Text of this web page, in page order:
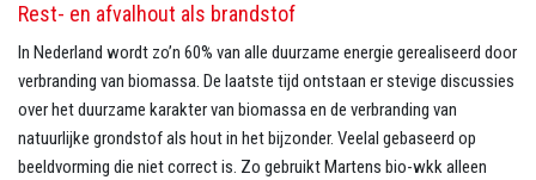
Rest- en afvalhout als brandstof
In Nederland wordt zo’n 60% van alle duurzame energie gerealiseerd door
verbranding van biomassa. De laatste tijd ontstaan er stevige discussies
over het duurzame karakter van biomassa en de verbranding van
natuurlijke grondstof als hout in het bijzonder. Veelal gebaseerd op
beeldvorming die niet correct is. Zo gebruikt Martens bio-wkk alleen